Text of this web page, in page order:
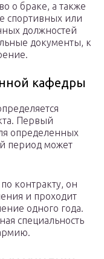
о браке, а также
спортивных или
должностей
документы, к
кафедры
Первый
определенных
период может
контракту, он
и проходит
одного года.
специальность